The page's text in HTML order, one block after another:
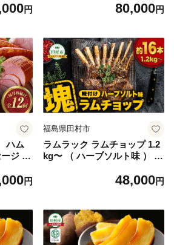
くだけ
田村
ハム
円
まと豚 DLG 金賞 おかず 焼く
おすすめ 厳選定期 福島県 福
島 田村市 田村 ふくしま たむ
ら ハム工房都路
80,000円
ハム
ジ 詰
焼くだ
県 福
たむ
円
福島県田村市
ラムラック ラムチョップ 1.2
kg〜 （ ハーブソルト味 ） 塊
ラム肉 焼肉 BBQ 塊 人気 ラ
川合精肉店
48,000円